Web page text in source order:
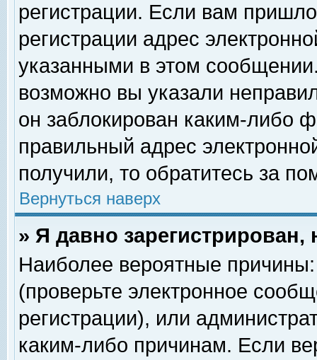
регистрации. Если вам
регистрации адрес
указанными в этом
возможно вы указали
он заблокирован каким-либо
правильный адрес
получили, то обратитесь за
Вернуться наверх
» Я давно
Наиболее вероятные
(проверьте электронное
регистрации), или
каким-либо причинам. Если